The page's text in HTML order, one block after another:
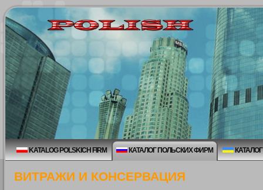
KATALOG POLSKICH FIRM КАТАЛОГ ПОЛЬСКИХ ФИРМ
ВИТРАЖИ И КОНСЕРВАЦИЯ